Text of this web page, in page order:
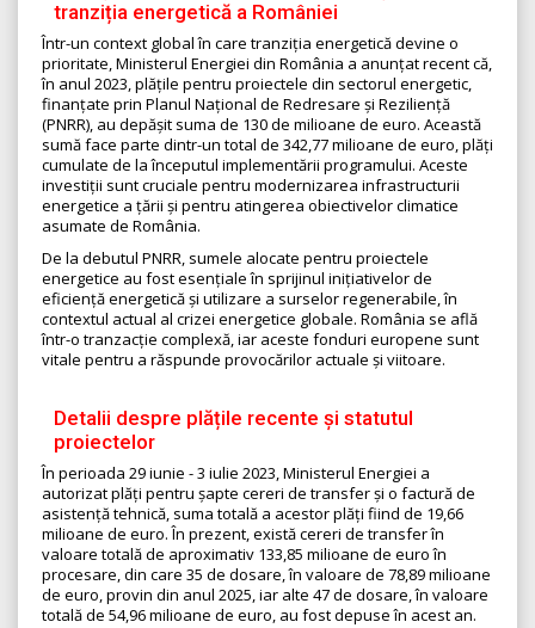
tranziția energetică a României
Într-un context global în care tranziția energetică devine o
prioritate, Ministerul Energiei din România a anunțat recent că,
în anul 2023, plățile pentru proiectele din sectorul energetic,
finanțate prin Planul Național de Redresare și Reziliență
(PNRR), au depășit suma de 130 de milioane de euro. Această
sumă face parte dintr-un total de 342,77 milioane de euro, plăți
cumulate de la începutul implementării programului. Aceste
investiții sunt cruciale pentru modernizarea infrastructurii
energetice a țării și pentru atingerea obiectivelor climatice
asumate de România.
De la debutul PNRR, sumele alocate pentru proiectele
energetice au fost esențiale în sprijinul inițiativelor de
eficiență energetică și utilizare a surselor regenerabile, în
contextul actual al crizei energetice globale. România se află
într-o tranzacție complexă, iar aceste fonduri europene sunt
vitale pentru a răspunde provocărilor actuale și viitoare.
Detalii despre plățile recente și statutul
proiectelor
În perioada 29 iunie - 3 iulie 2023, Ministerul Energiei a
autorizat plăți pentru șapte cereri de transfer și o factură de
asistență tehnică, suma totală a acestor plăți fiind de 19,66
milioane de euro. În prezent, există cereri de transfer în
valoare totală de aproximativ 133,85 milioane de euro în
procesare, din care 35 de dosare, în valoare de 78,89 milioane
de euro, provin din anul 2025, iar alte 47 de dosare, în valoare
totală de 54,96 milioane de euro, au fost depuse în acest an.